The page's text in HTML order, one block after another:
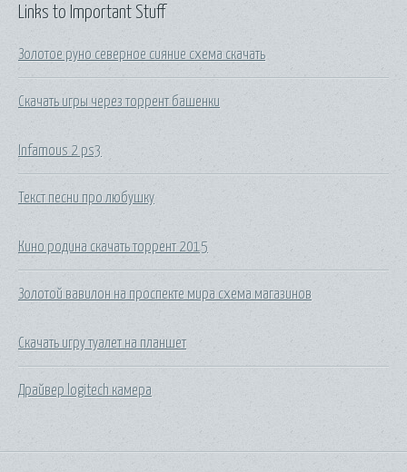
Links to Important Stuff
Золотое руно северное сияние схема скачать
Скачать игры через торрент башенки
Infamous 2 ps3
Текст песни про любушку
Кино родина скачать торрент 2015
Золотой вавилон на проспекте мира схема магазинов
Скачать игру туалет на планшет
Драйвер logitech камера